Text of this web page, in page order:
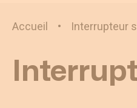
Interrupteur
Accueil • Interrupteur